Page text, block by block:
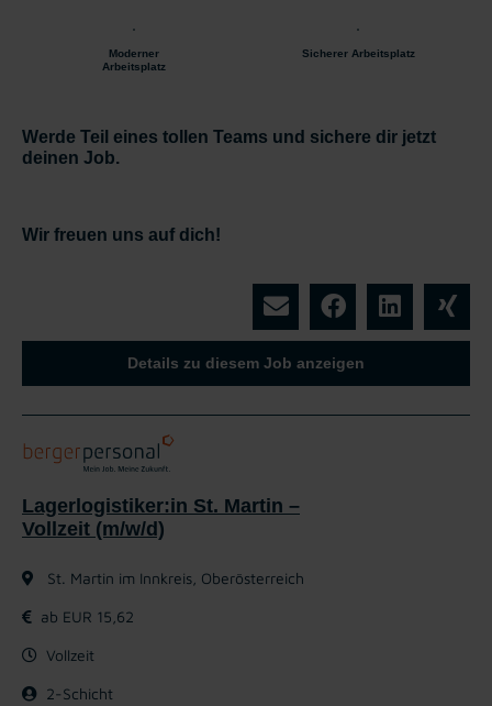
Moderner
Arbeitsplatz
Sicherer Arbeitsplatz
Werde Teil eines tollen Teams und sichere dir jetzt
deinen Job.
Wir freuen uns auf dich!
Details zu diesem Job anzeigen
Lagerlogistiker:in St. Martin –
Vollzeit (m/w/d)
St. Martin im Innkreis, Oberösterreich
ab EUR 15,62
Vollzeit
2-Schicht